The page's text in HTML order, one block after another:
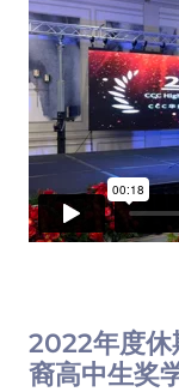
2022年度休
裔高中生奖